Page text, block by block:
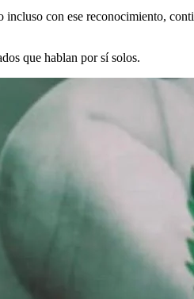
con ese reconocimiento,
que hablan por sí solos.